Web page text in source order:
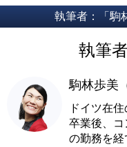
執筆者：「駒
執筆
駒林歩美
ドイツ在
卒業後、
の勤務を